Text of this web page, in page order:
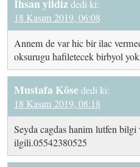
İhsan yildizdedi ki:
18 Kasım 2019, 06:08
Annem de var hic bir ilac
oksurugu hafiletecek birbyol
Mustafa Kösededi ki:
18 Kasım 2019, 08:18
Seyda cagdas hanim lutfen
ilgili.05542380525